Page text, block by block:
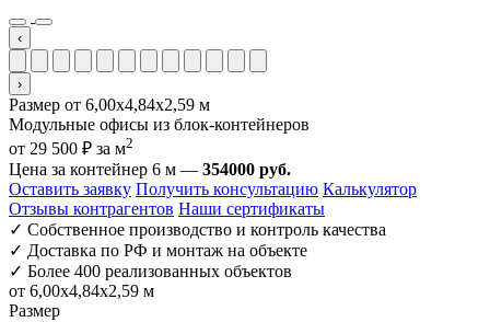
‹
›
Размер от 6,00х4,84х2,59 м
Модульные офисы из блок-контейнеров
от 29 500 ₽ за м2
Цена за контейнер 6 м — 354000 руб.
Оставить заявку Получить консультацию Калькулятор
Отзывы контрагентов Наши сертификаты
✓ Собственное производство и контроль качества
✓ Доставка по РФ и монтаж на объекте
✓ Более 400 реализованных объектов
от 6,00х4,84х2,59 м
Размер